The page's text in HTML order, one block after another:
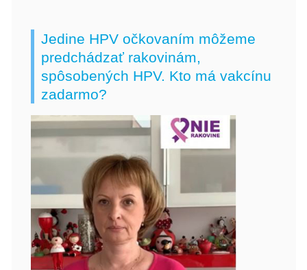
Jedine HPV očkovaním môžeme
predchádzať rakovinám,
spôsobených HPV. Kto má vakcínu
zadarmo?